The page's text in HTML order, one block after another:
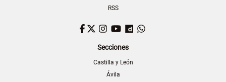
RSS
Facebook
TwitterInstagram
YouTubeDailymotion
Secciones
Castilla y León
Ávila